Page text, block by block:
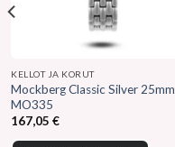
KELLOT JA KORUT
Mockberg Classic Silver 25mm
MO335
167,05€